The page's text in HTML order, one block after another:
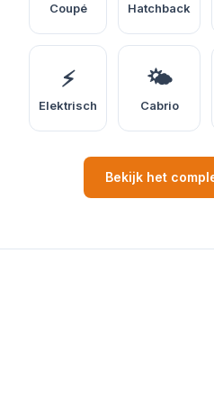
Coupé Hatchback
⚡
Elektrisch
🌤️
Cabrio
Bekijk het